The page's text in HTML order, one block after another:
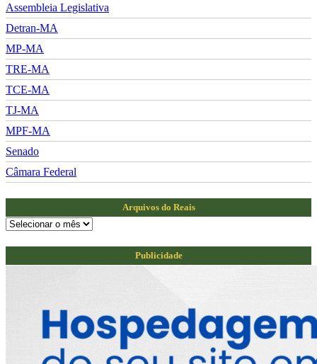
Assembleia Legislativa
Detran-MA
MP-MA
TRE-MA
TCE-MA
TJ-MA
MPF-MA
Senado
Câmara Federal
Arquivos do Reais
Arquivos
Reais
Publicidade